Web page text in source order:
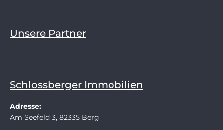
Unsere Partner
Schlossberger Immobilien
Adresse:
Am Seefeld 3, 82335 Berg